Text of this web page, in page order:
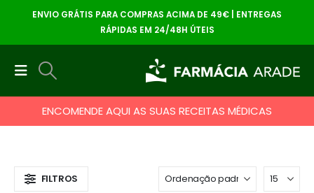
ENVIO GRÁTIS PARA COMPRAS ACIMA DE 49€ | ENTREGAS
RÁPIDAS EM 24/48H ÚTEIS
ENCOMENDE AQUI AS SUAS RECEITAS MÉDICAS
FILTROS